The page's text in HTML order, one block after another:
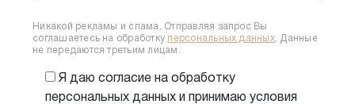
Никакой рекламы и спама. Отправляя запрос Вы
соглашаетесь на обработку персональных данных. Данные
не передаются третьим лицам.
Я даю согласие на обработку
персональных данных и принимаю условия